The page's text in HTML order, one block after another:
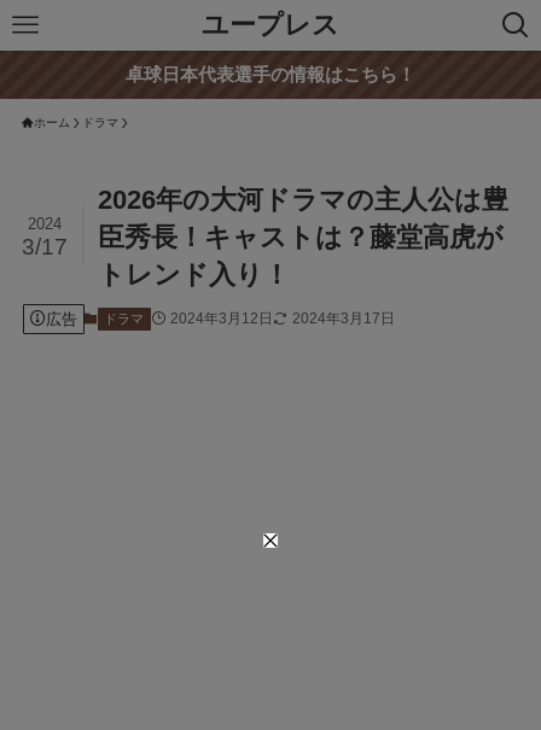
ユープレス
卓球日本代表選手の情報はこちら！
ホーム ドラマ
2026年の大河ドラマの主人公は豊
臣秀長！キャストは？藤堂高虎が
トレンド入り！
2024
3/17
広告 ドラマ 2024年3月12日 2024年3月17日